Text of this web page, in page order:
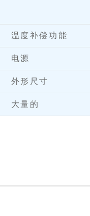
温度补偿功能
电源
外形尺寸
大量的